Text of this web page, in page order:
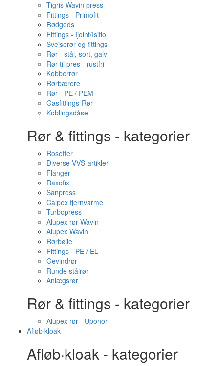
Tigris Wavin press
Fittings - Primofit
Rødgods
Fittings - Ijoint/Isiflo
Svejserør og fittings
Rør - stål, sort, galv
Rør til pres - rustfri
Kobberrør
Rørbærere
Rør - PE / PEM
Gasfittings-Rør
Koblingsdåse
Rør & fittings - kategorier
Rosetter
Diverse VVS-artikler
Flanger
Raxofix
Sanpress
Calpex fjernvarme
Turbopress
Alupex rør Wavin
Alupex Wavin
Rørbøjle
Fittings - PE / EL
Gevindrør
Runde stålrør
Anlægsrør
Rør & fittings - kategorier
Alupex rør - Uponor
Afløb·kloak
Afløb·kloak - kategorier